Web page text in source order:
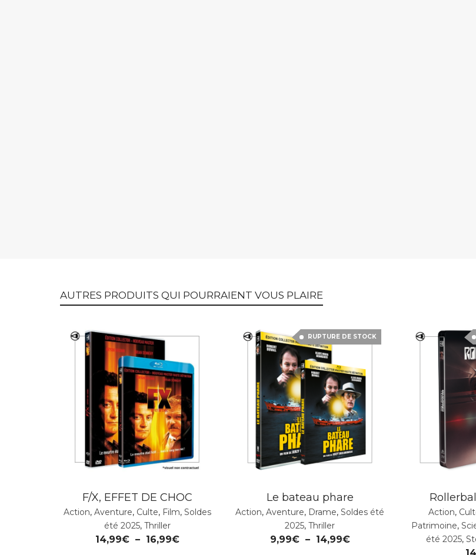
AUTRES PRODUITS QUI POURRAIENT VOUS PLAIRE
F/X, EFFET DE CHOC
Action, Aventure, Culte, Film, Soldes
été 2025, Thriller
14,99€ – 16,99€
RUPTURE DE STOCK
Le bateau phare
Action, Aventure, Drame, Soldes été
2025, Thriller
9,99€ – 14,99€
Action,
Patrimoine,
été 2025,